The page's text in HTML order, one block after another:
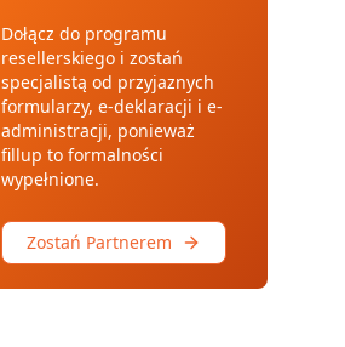
Dołącz do programu
resellerskiego i zostań
specjalistą od przyjaznych
formularzy, e-deklaracji i e-
administracji, ponieważ
fillup to formalności
wypełnione.
Zostań Partnerem